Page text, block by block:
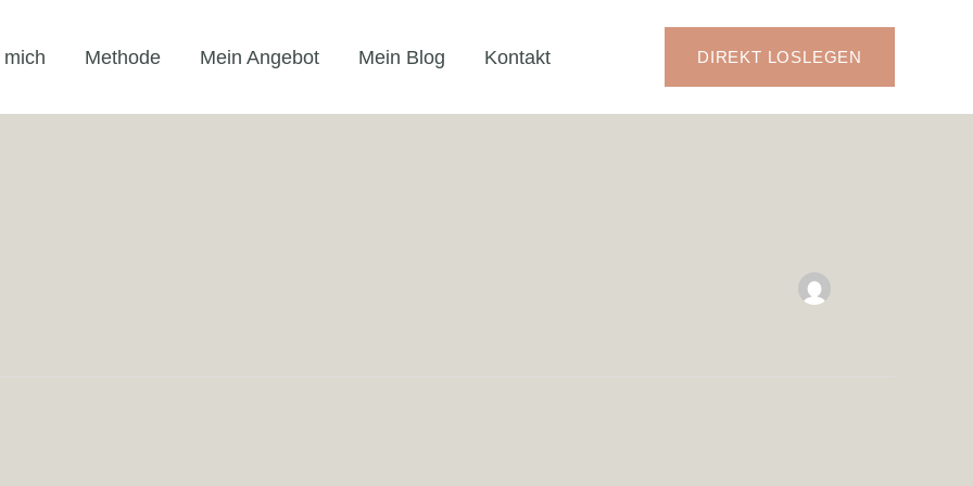
mich Methode Mein Angebot Mein Blog Kontakt DIREKT LOSLEGEN